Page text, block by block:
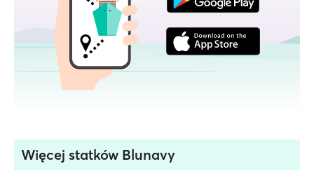
Więcej statków Blunavy